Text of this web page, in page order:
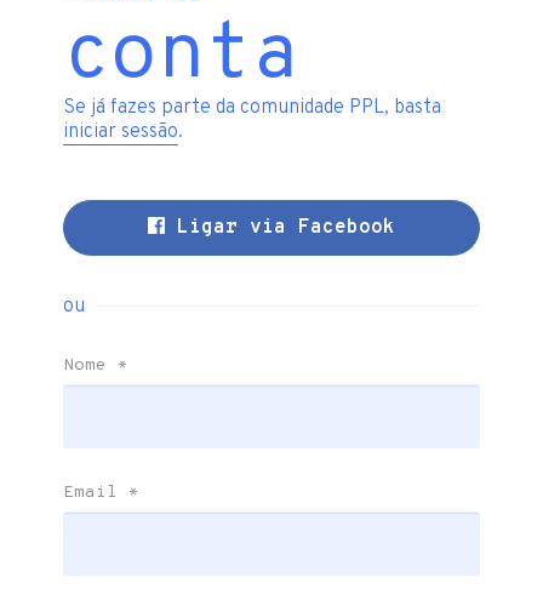
conta
Se já fazes parte da comunidade PPL, basta
iniciar sessão.
Ligar via Facebook
ou
Nome *
Email *